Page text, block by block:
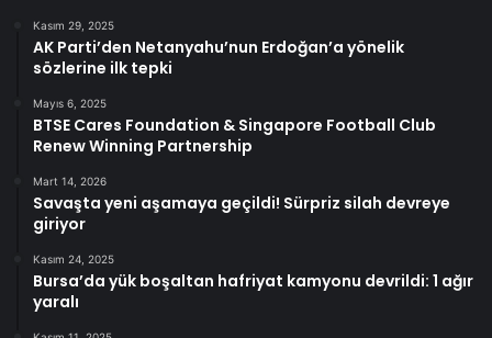
Kasım 29, 2025
AK Parti’den Netanyahu’nun Erdoğan’a yönelik
sözlerine ilk tepki
Mayıs 6, 2025
BTSE Cares Foundation & Singapore Football Club
Renew Winning Partnership
Mart 14, 2026
Savaşta yeni aşamaya geçildi! Sürpriz silah devreye
giriyor
Kasım 24, 2025
Bursa’da yük boşaltan hafriyat kamyonu devrildi: 1 ağır
yaralı